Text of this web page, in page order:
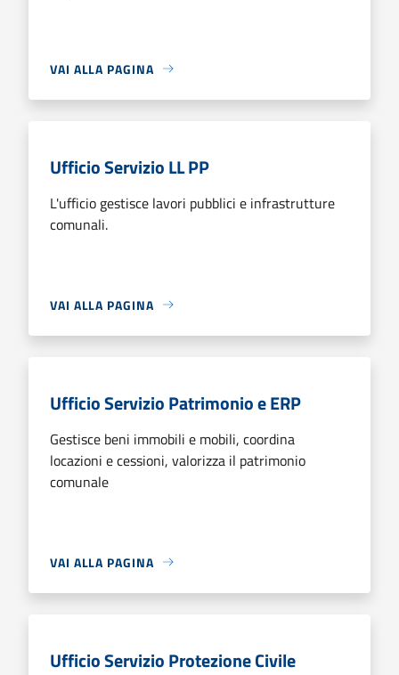
VAI ALLA PAGINA
Ufficio Servizio LL PP
L'ufficio gestisce lavori pubblici e infrastrutture
comunali.
VAI ALLA PAGINA
Ufficio Servizio Patrimonio e ERP
Gestisce beni immobili e mobili, coordina
locazioni e cessioni, valorizza il patrimonio
comunale
VAI ALLA PAGINA
Ufficio Servizio Protezione Civile